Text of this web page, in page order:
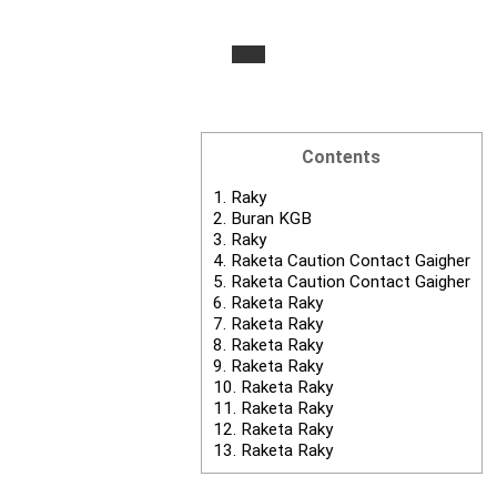
Contents
1. Raky
2. Buran KGB
3. Raky
4. Raketa Caution Contact Gaigher
5. Raketa Caution Contact Gaigher
6. Raketa Raky
7. Raketa Raky
8. Raketa Raky
9. Raketa Raky
10. Raketa Raky
11. Raketa Raky
12. Raketa Raky
13. Raketa Raky